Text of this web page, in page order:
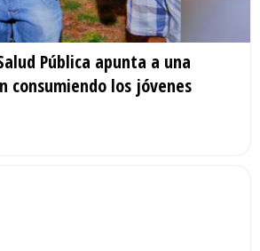
Pública apunta a una
consumiendo los jóvenes